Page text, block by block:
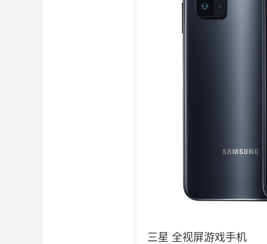
三星 全视屏游戏手机